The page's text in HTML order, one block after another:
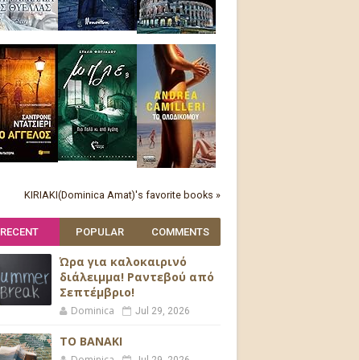
KIRIAKI(Dominica Amat)'s favorite books »
RECENT POPULAR COMMENTS
Ώρα για καλοκαιρινό
διάλειμμα! Ραντεβού από
Σεπτέμβριο!
Dominica Jul 29, 2026
ΤΟ ΒΑΝΑΚΙ